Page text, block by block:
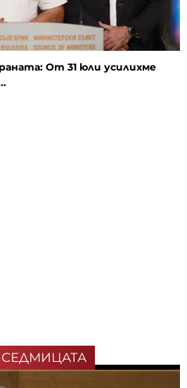
От 31 юли усилихме